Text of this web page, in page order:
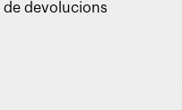
de devolucions